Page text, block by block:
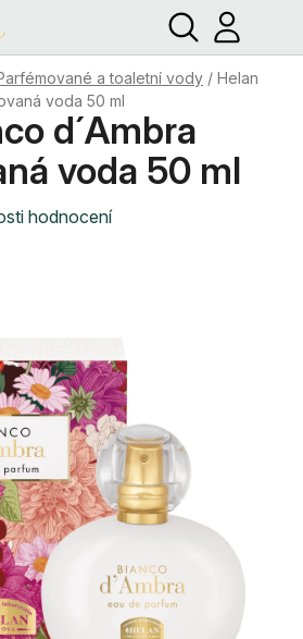
Hledat
a toaletní vody / Helan
voda 50 ml
d´Ambra
voda 50 ml
hodnocení